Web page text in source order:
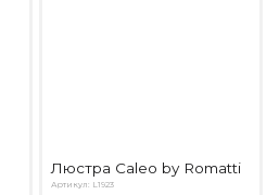
Люстра Caleo by Romatti
Артикул: L1923